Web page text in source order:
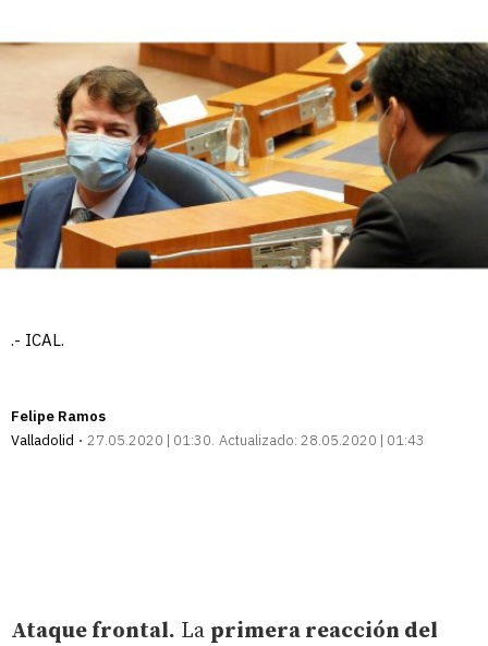
.- ICAL.
Felipe Ramos
Valladolid
27.05.2020 | 01:30 Actualizado: 28.05.2020 | 01:43
Ataque frontal. La primera reacción del